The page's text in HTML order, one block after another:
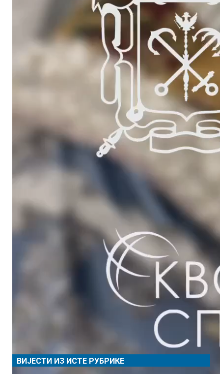
Важна фаза у развоју односа био је протокол из 2017.
године, који је ојачао постојеће везе и идентификовао нове
области сарадње.
Документ је постао логичан наставак дугорочног дијалога
између региона. Тренутна фаза партнерства обиљежена је
усвајањем ажурираног Акционог плана за 2024-2026. Овај
основу за даљи развој пријатељских односа између Санкт
Петербурга и Републике Српске. Перспективне области
сарадње укључују проширење трговинских и економских
веза, размјену искустава у научној и техничкој сфери и
јачање културних мостова између региона.
Стране показују спремност да наставе конструктиван
дијалог и спроведу заједничке иницијативе, наводи се у
саопштењу прес службе Одбора за спољне односе Санкт
У делегацији Српске поред предсједника Републике Српске
су још министри Жељко Будимир, Денис Шулић, Ален
Шеранић као и министар спољне трговине и економских
односа у Савјету министара Сташа Кошарац.
прес службе Одбора за
ВИЈЕСТИ ИЗ ИСТЕ РУБРИКЕ